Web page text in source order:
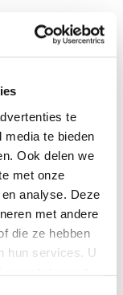
te
te bieden
Ook delen we
met onze
analyse. Deze
met andere
die ze hebben
hun services. U
voor onze